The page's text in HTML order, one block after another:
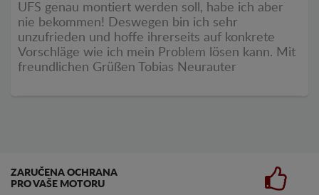
UFS genau montiert werden soll, habe ich aber
nie bekommen! Deswegen bin ich sehr
unzufrieden und hoffe ihrerseits auf konkrete
Vorschläge wie ich mein Problem lösen kann. Mit
freundlichen Grüßen Tobias Neurauter
ZARUČENA OCHRANA
PRO VAŠE MOTORU